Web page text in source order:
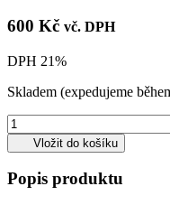
600 Kč vč. DPH
DPH 21%
Skladem (expedujeme
Vložit do košíku
Popis produktu